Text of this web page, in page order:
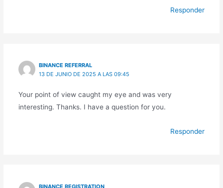
Responder
BINANCE REFERRAL
13 DE JUNIO DE 2025 A LAS 09:45
Your point of view caught my eye and was very
interesting. Thanks. I have a question for you.
Responder
BINANCE REGISTRATION